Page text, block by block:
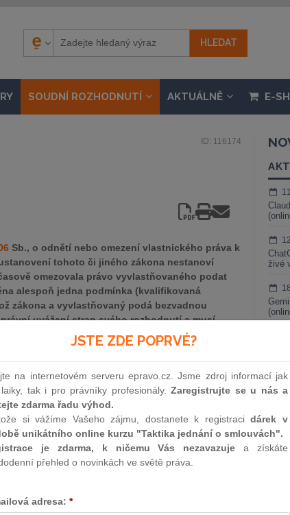
SOUDNÍ ROZHODNUTÍ AKTUÁLNĚ E-
ID: 116174
Sb., o odnětí nebo omezení vlastnického práva k
tohoto či jiného zákona nestanoví
omezovala právo vyvlastňovaného podat
alespoň jedna podmínka (kvalifikovaná
zákona a vyvlastňovaný podá bezvadnou
uvážení stran svého rozhodnutí a musí
přísné právní úpravy by však bylo možné
vyvlastnění byla podána v rozporu s její
práva).
1. 11. 2022, čj. 8 As 29/2021-36)
Vám zašleme aktuální online kurz na využití
živé
JSTE ZDE POPRVÉ?
na internetovém serveru epravo.cz. Jsme zdroj informací jak
tak i pro právníky profesionály.Zaregistrujte se u nás a
zdarma řadu výhod.
si vážíme Vašeho zájmu, dostanete k registracidárek v
unikátního online kurzu "Taktika jednání o smlouvách".
je zdarma, k ničemu Vás nezavazuje a získáte
přehled o novinkách ve světě práva.
adresa: *